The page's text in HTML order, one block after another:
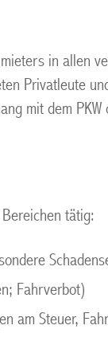
in allen
Privatleute
mit dem
tätig:
Fahrverbot)
am Steuer,